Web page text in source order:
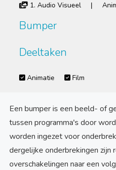
1. Audio Visueel |
Bumper
Deeltaken
Animatie Film
Een bumper is een beeld- of
tussen programma's door
worden ingezet voor
dergelijke onderbrekingen zijn
overschakelingen naar een